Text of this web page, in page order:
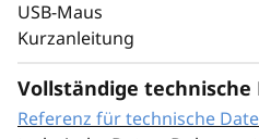
USB-Maus
Kurzanleitung
Vollständige technische
Referenz für technische